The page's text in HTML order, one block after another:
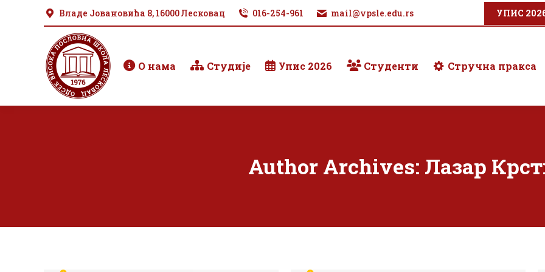
Владе Јовановића 8, 16000 Лесковац 016-254-961 mail@vpsle.edu.rs УПИС
О нама Студије Упис 2026 Студенти Стручна пракса
Author Archives: Лазар